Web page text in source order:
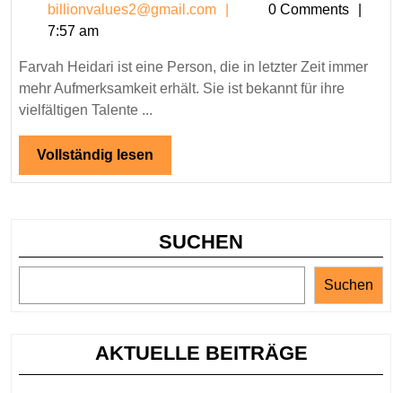
Alles
Leben,
Karriere
billionvalues2@gmail.com
0 Comments
7:57 am
Farvah Heidari ist eine Person, die in letzter Zeit immer
mehr Aufmerksamkeit erhält. Sie ist bekannt für ihre
vielfältigen Talente ...
Vollständig lesen
lesen
SUCHEN
Suchen
AKTUELLE BEITRÄGE